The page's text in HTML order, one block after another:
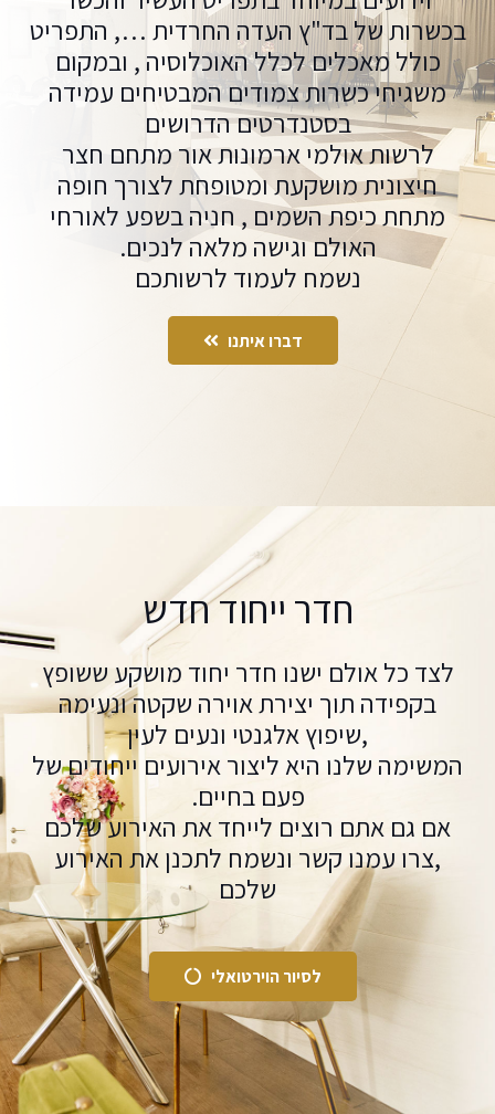
בכשרות של בד"ץ העדה החרדית …, התפריט
כולל מאכלים לכלל האוכלוסיה , ובמקום
משגיחי כשרות צמודים המבטיחים עמידה
בסטנדרטים הדרושים
לרשות אולמי ארמונות אור מתחם חצר
חיצונית מושקעת ומטופחת לצורך חופה
מתחת כיפת השמים , חניה בשפע לאורחי
האולם וגישה מלאה לנכים.
נשמח לעמוד לרשותכם
דברו איתנו
חדר ייחוד חדש
לצד כל אולם ישנו חדר יחוד מושקע ששופץ
בקפידה תוך יצירת אוירה שקטה ונעימה
,שיפוץ אלגנטי ונעים לעין
המשימה שלנו היא ליצור אירועים ייחודים של
פעם בחיים.
אם גם אתם רוצים לייחד את האירוע שלכם
,צרו עמנו קשר ונשמח לתכנן את האירוע
שלכם
לסיור הוירטואלי